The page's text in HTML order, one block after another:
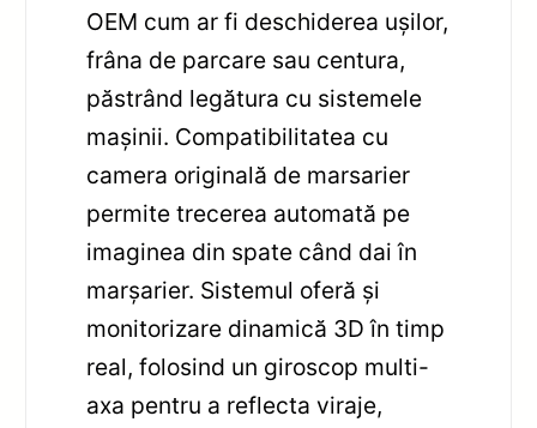
OEM cum ar fi deschiderea ușilor,
frâna de parcare sau centura,
păstrând legătura cu sistemele
mașinii. Compatibilitatea cu
camera originală de marsarier
permite trecerea automată pe
imaginea din spate când dai în
marșarier. Sistemul oferă și
monitorizare dinamică 3D în timp
real, folosind un giroscop multi-
axa pentru a reflecta viraje,